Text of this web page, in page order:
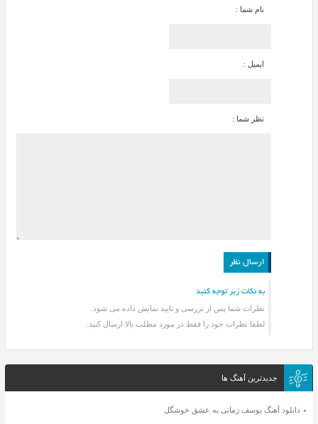
نام شما :
ایمیل :
نظر شما :
به نکات زیر توجه کنید
نظرات شما پس از بررسی و تایید نمایش داده می شود.
لطفا نظرات خود را فقط در مورد مطلب بالا ارسال کنید.
جدیدترین آهنگ ها
دانلود آهنگ یوسف زمانی یه عشق خوشگل